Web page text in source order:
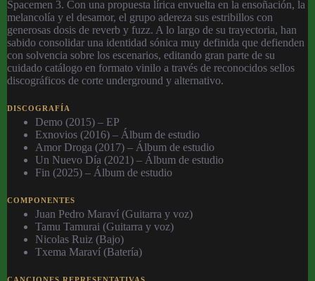
Spacemen 3. Con una propuesta lírica envuelta en la ensoñación, la
melancolía y el desamor, el grupo adereza sus estribillos con
generosas dosis de reverb y fuzz. A lo largo de su trayectoria, han
sabido consolidar una identidad sónica muy definida que defienden
con solvencia sobre los escenarios, editando gran parte de su
cuidado catálogo en formato vinilo a través de reconocidos sellos
discográficos de corte underground y alternativo.
DISCOGRAFÍA
Demo (2015) – EP
Exnovios (2016) – Álbum de estudio
Amor Droga (2017) – Álbum de estudio
Un Nuevo Día (2021) – Álbum de estudio
Fin (2025) – Álbum de estudio
COMPONENTES
Juan Pedro Maraví (Guitarra y voz)
Tamu Tamurai (Guitarra y voz)
Nicolas Ruiz (Bajo)
Txema Maraví (Batería)